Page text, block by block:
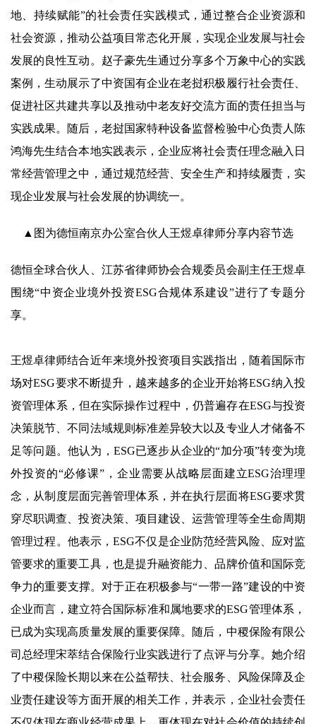
地、持续赋能”的社会责任实践模式，通过整合企业资源和
社会资源，推动公益项目常态化开展，实现企业发展与社会
发展的良性互动。赵子豪先生通过分享多个万象中心的实践
案例，生动展示了中资国有企业在老挝积极履行社会责任、
促进社区共建共享以及推动中老友好交流方面的责任担当与
实践成果。随后，老挝国家特种设备监督检验中心负责人陈
鸿海先生结合本地实践表示，企业应将社会责任理念融入日
常经营管理之中，通过规范经营、安全生产和持续履责，实
现企业发展与社会发展的协调统一。
▲图为德恒南京办公室合伙人王煜卓律师分享内容节选
德恒全球合伙人、江苏省律师协会合规委员会副主任王煜卓
围绕“中资企业境外投资ESG合规体系建设”进行了专题分
享。
王煜卓律师结合近年来境外投资项目实践指出，随着国际市
场对ESG要求不断提升，越来越多的企业开始将ESG纳入投
资管理体系，但在实际操作过程中，仍普遍存在ESG与投资
决策脱节、不同法域规则标准差异较大以及专业人才储备不
足等问题。他认为，ESG已逐步从企业的“加分项”转变为境
外投资的“必修课”，企业需要从战略层面建立ESG治理理
念，从制度层面完善管理体系，并在执行层面将ESG要求贯
穿尽职调查、投资决策、项目建设、运营管理等全生命周期
管理过程。他表示，ESG不仅是企业防范经营风险、应对监
管要求的重要工具，也是提升融资能力、品牌价值和国际竞
争力的重要支撑。对于正在积极参与“一带一路”建设的中资
企业而言，建立符合国际标准和属地要求的ESG管理体系，
已成为实现高质量发展的重要保障。随后，中稷保险有限公
司总经理宋萃结合保险行业实践进行了点评与分享。她介绍
了中稷保险长期以来在公益帮扶、社会服务、风险保障及企
业责任建设等方面开展的相关工作，并表示，企业社会责任